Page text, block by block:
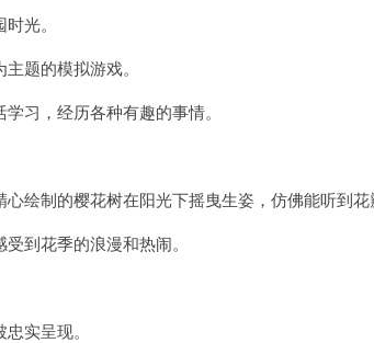
光。
题的模拟游戏。
，经历各种有趣的事情。
制的樱花树在阳光下摇曳生姿，仿佛能听到花
花季的浪漫和热闹。
实呈现。